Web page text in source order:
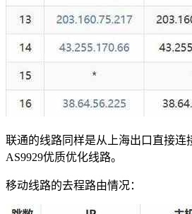
联通的线路同样是从上海出口直接连
AS9929优质优化线路。
移动线路的去程路由情况：